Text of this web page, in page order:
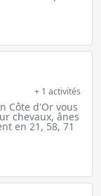
+ 1 activités
Côte d'Or vous
chevaux, ânes
en 21, 58, 71